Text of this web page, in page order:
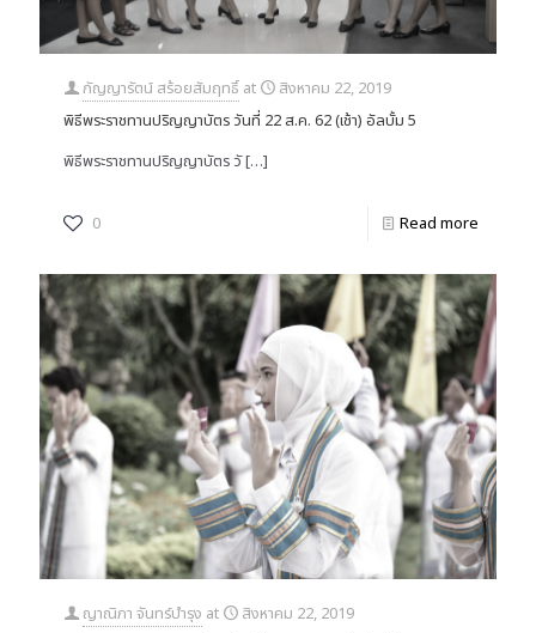
กัญญารัตน์ สร้อยสัมฤทธิ์ at
สิงหาคม 22, 2019
พิธีพระราชทานปริญญาบัตร วันที่ 22 ส.ค. 62 (เช้า) อัลบั้ม 5
พิธีพระราชทานปริญญาบัตร วั[…]
0 Read more
ญาณิภา จันทร์บำรุง at
สิงหาคม 22, 2019